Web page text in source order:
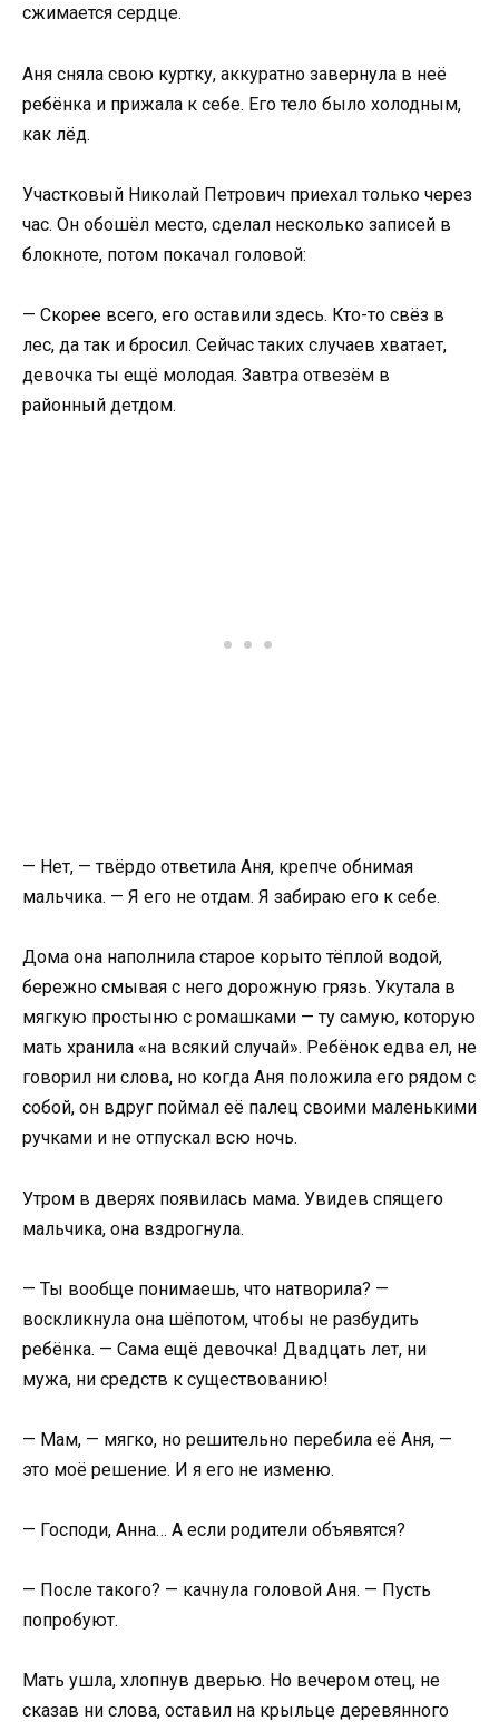
сжимается сердце.
Аня сняла свою куртку, аккуратно завернула в неё
ребёнка и прижала к себе. Его тело было холодным,
как лёд.
Участковый Николай Петрович приехал только через
час. Он обошёл место, сделал несколько записей в
блокноте, потом покачал головой:
— Скорее всего, его оставили здесь. Кто-то свёз в
лес, да так и бросил. Сейчас таких случаев хватает,
девочка ты ещё молодая. Завтра отвезём в
районный детдом.
— Нет, — твёрдо ответила Аня, крепче обнимая
мальчика. — Я его не отдам. Я забираю его к себе.
Дома она наполнила старое корыто тёплой водой,
бережно смывая с него дорожную грязь. Укутала в
мягкую простыню с ромашками — ту самую, которую
мать хранила «на всякий случай». Ребёнок едва ел, не
говорил ни слова, но когда Аня положила его рядом с
собой, он вдруг поймал её палец своими маленькими
ручками и не отпускал всю ночь.
Утром в дверях появилась мама. Увидев спящего
мальчика, она вздрогнула.
— Ты вообще понимаешь, что натворила? —
воскликнула она шёпотом, чтобы не разбудить
ребёнка. — Сама ещё девочка! Двадцать лет, ни
мужа, ни средств к существованию!
— Мам, — мягко, но решительно перебила её Аня, —
это моё решение. И я его не изменю.
— Господи, Анна… А если родители объявятся?
— После такого? — качнула головой Аня. — Пусть
попробуют.
Мать ушла, хлопнув дверью. Но вечером отец, не
сказав ни слова, оставил на крыльце деревянного